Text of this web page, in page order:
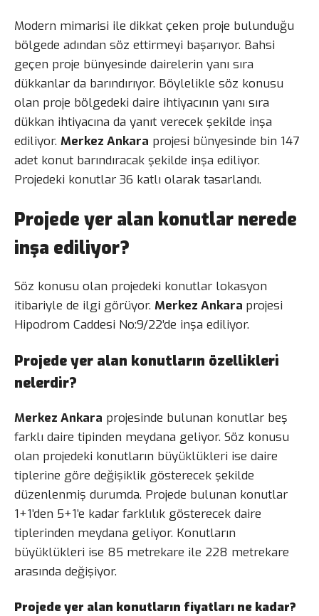
Modern mimarisi ile dikkat çeken proje bulunduğu
bölgede adından söz ettirmeyi başarıyor. Bahsi
geçen proje bünyesinde dairelerin yanı sıra
dükkanlar da barındırıyor. Böylelikle söz konusu
olan proje bölgedeki daire ihtiyacının yanı sıra
dükkan ihtiyacına da yanıt verecek şekilde inşa
ediliyor. Merkez Ankara projesi bünyesinde bin 147
adet konut barındıracak şekilde inşa ediliyor.
Projedeki konutlar 36 katlı olarak tasarlandı.
Projede yer alan konutlar nerede
inşa ediliyor?
Söz konusu olan projedeki konutlar lokasyon
itibariyle de ilgi görüyor. Merkez Ankara projesi
Hipodrom Caddesi No:9/22’de inşa ediliyor.
Projede yer alan konutların özellikleri
nelerdir?
Merkez Ankara projesinde bulunan konutlar beş
farklı daire tipinden meydana geliyor. Söz konusu
olan projedeki konutların büyüklükleri ise daire
tiplerine göre değişiklik gösterecek şekilde
düzenlenmiş durumda. Projede bulunan konutlar
1+1’den 5+1’e kadar farklılık gösterecek daire
tiplerinden meydana geliyor. Konutların
büyüklükleri ise 85 metrekare ile 228 metrekare
arasında değişiyor.
Projede yer alan konutların fiyatları ne kadar?